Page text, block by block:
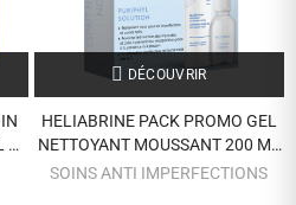
DÉCOUVRIR
HELIABRINE PACK PROMO GEL
NETTOYANT MOUSSANT 200 ML
ET PURIPHYL SOLUTION 30 ML
SOINS ANTI IMPERFECTIONS